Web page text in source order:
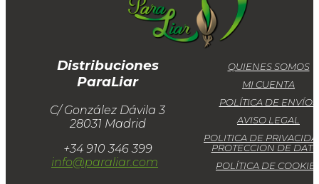
Distribuciones
ParaLiar
C/ González Dávila 3
28031 Madrid
+34 910 346 399
info@paraliar.com
QUIENES SOMOS
MI CUENTA
POLÍTICA DE ENVÍOS
AVISO LEGAL
POLITICA DE
PROTECCION DE
POLÍTICA DE